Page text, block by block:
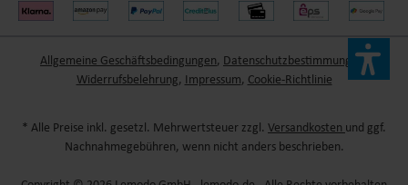
Allgemeine Geschäftsbedingungen, Datenschutzbestimmungen ,
Widerrufsbelehrung, Impressum, Cookie-Richtlinie
* Alle Preise inkl. gesetzl. Mehrwertsteuer zzgl. Versandkosten und ggf.
Nachnahmegebühren, wenn nicht anders beschrieben.